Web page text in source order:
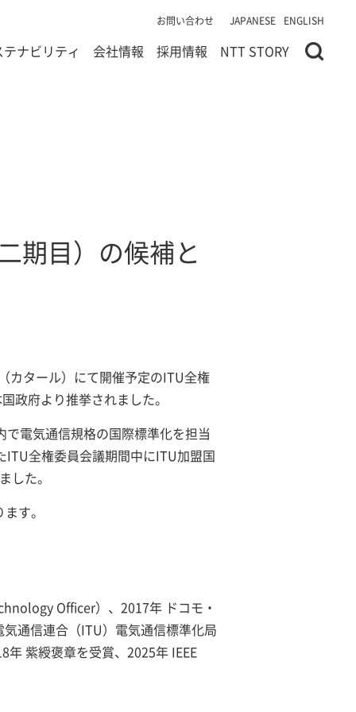
お問い合わせ JAPANESE ENGLISH
テナビリティ 会社情報 採用情報 NTT STORY
期目）の候補と
カタール）にて開催予定のITU全権
政府より推挙されました。
電気通信規格の国際標準化を担当
全権委員会議期間中にITU加盟国
した。
す。
Officer）、2017年 ドコモ・
通信連合（ITU）電気通信標準化局
紫綬褒章を受賞、2025年 IEEE